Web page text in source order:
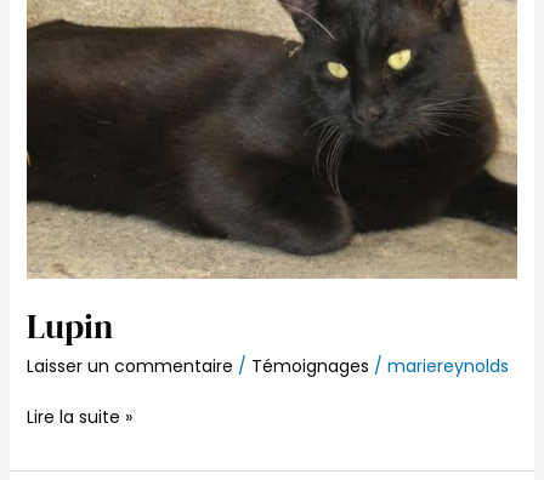
Lupin
Laisser un commentaire / Témoignages / mariereynolds
Lire la suite »